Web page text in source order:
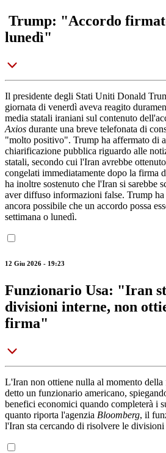
Trump: "Accordo
lunedì"
Il presidente degli Stati Uniti Donald
giornata di venerdì aveva reagito
media statali iraniani sul contenuto
Axios durante una breve telefonata di
"molto positivo". Trump ha affermato di
chiarificazione pubblica riguardo alle
statali, secondo cui l'Iran avrebbe
congelati immediatamente dopo la firma
ha inoltre sostenuto che l'Iran si sarebbe
aver diffuso informazioni false. Trump
ancora possibile che un accordo possa
settimana o lunedì.
12 Giu 2026 - 19:23
Funzionario Usa: "Iran
divisioni interne, non
firma"
L'Iran non ottiene nulla al momento
detto un funzionario americano,
benefici economici quando completerà i
quanto riporta l'agenzia Bloomberg, il
l'Iran sta cercando di risolvere le